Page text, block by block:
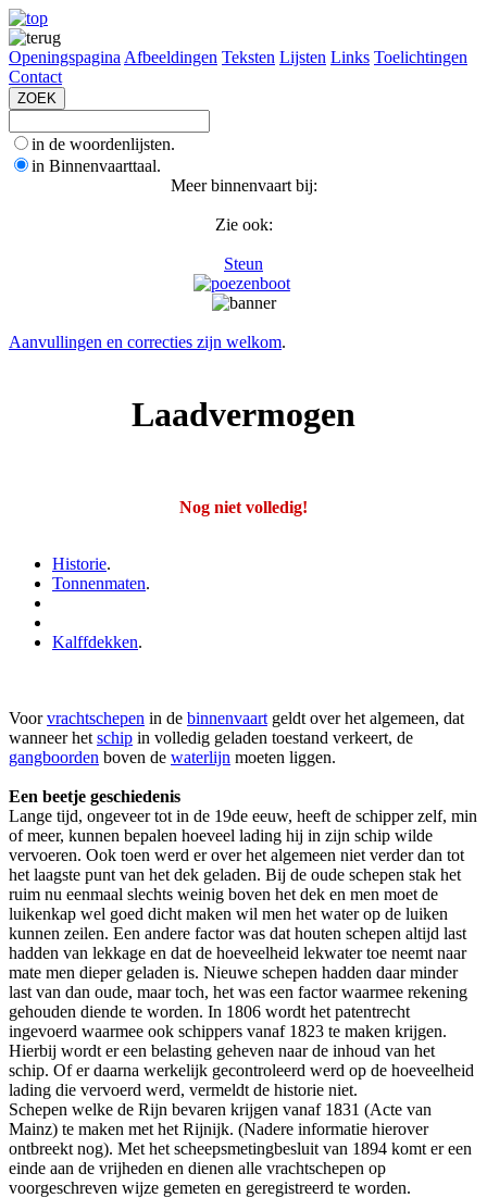
Openingspagina Afbeeldingen Teksten Lijsten Links Toelichtingen
Contact
in de woordenlijsten.
in Binnenvaarttaal.
Meer binnenvaart bij:
Zie ook:
Steun
Aanvullingen en correcties zijn welkom.
Laadvermogen
Nog niet volledig!
Historie.
Tonnenmaten.
Kalffdekken.
Voorvrachtschepen in de binnenvaart geldt over het algemeen, dat
wanneer het schip in volledig geladen toestand verkeert, de
gangboorden boven de waterlijn moeten liggen.
Een beetje geschiedenis
Lange tijd, ongeveer tot in de 19de eeuw, heeft de schipper zelf, min
of meer, kunnen bepalen hoeveel lading hij in zijn schip wilde
vervoeren. Ook toen werd er over het algemeen niet verder dan tot
het laagste punt van het dek geladen. Bij de oude schepen stak het
ruim nu eenmaal slechts weinig boven het dek en men moet de
luikenkap wel goed dicht maken wil men het water op de luiken
kunnen zeilen. Een andere factor was dat houten schepen altijd last
hadden van lekkage en dat de hoeveelheid lekwater toe neemt naar
mate men dieper geladen is. Nieuwe schepen hadden daar minder
last van dan oude, maar toch, het was een factor waarmee rekening
gehouden diende te worden. In 1806 wordt het patentrecht
ingevoerd waarmee ook schippers vanaf 1823 te maken krijgen.
Hierbij wordt er een belasting geheven naar de inhoud van het
schip. Of er daarna werkelijk gecontroleerd werd op de hoeveelheid
lading die vervoerd werd, vermeldt de historie niet.
Schepen welke de Rijn bevaren krijgen vanaf 1831 (Acte van
Mainz) te maken met het Rijnijk. (Nadere informatie hierover
ontbreekt nog). Met het scheepsmetingbesluit van 1894 komt er een
einde aan de vrijheden en dienen alle vrachtschepen op
voorgeschreven wijze gemeten en geregistreerd te worden.